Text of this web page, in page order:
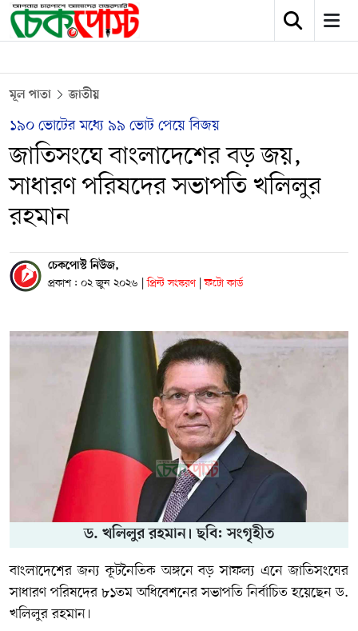
মূল পাতা জাতীয়
১৯০ ভোটের মধ্যে ৯৯ ভোট পেয়ে বিজয়
জাতিসংঘে বাংলাদেশের বড় জয়,
সাধারণ পরিষদের সভাপতি খলিলুর
রহমান
চেকপোস্ট নিউজ,
প্রকাশ : ০২ জুন ২০২৬ | প্রিন্ট সংস্করণ | ফটো কার্ড
ড. খলিলুর রহমান। ছবি: সংগৃহীত
বাংলাদেশের জন্য কূটনৈতিক অঙ্গনে বড় সাফল্য এনে জাতিসংঘের
সাধারণ পরিষদের ৮১তম অধিবেশনের সভাপতি নির্বাচিত হয়েছেনড.
খলিলুর রহমান।